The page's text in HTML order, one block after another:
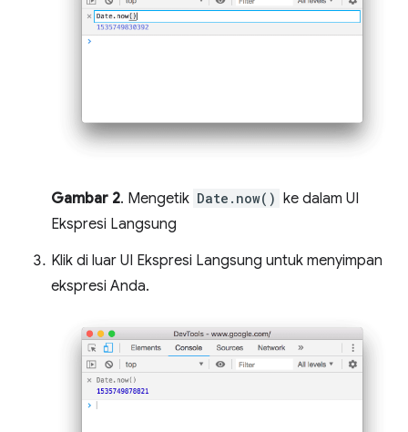
Gambar 2. Mengetik Date.now() ke dalam UI
Ekspresi Langsung
Klik di luar UI Ekspresi Langsung untuk menyimpan
ekspresi Anda.